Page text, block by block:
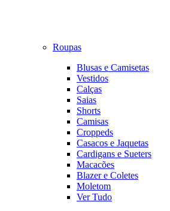
Roupas
Blusas e Camisetas
Vestidos
Calças
Saias
Shorts
Camisas
Croppeds
Casacos e Jaquetas
Cardigans e Sueters
Macacões
Blazer e Coletes
Moletom
Ver Tudo